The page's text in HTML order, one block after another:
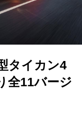
タイカン4
全11バージ